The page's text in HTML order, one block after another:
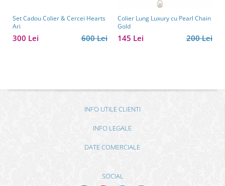
Set Cadou Colier & Cercei Hearts
Ari
600 Lei
300 Lei
Colier Lung Luxury cu Pearl Chain
Gold
200 Lei
145 Lei
INFO UTILE CLIENTI
INFO LEGALE
DATE COMERCIALE
SOCIAL